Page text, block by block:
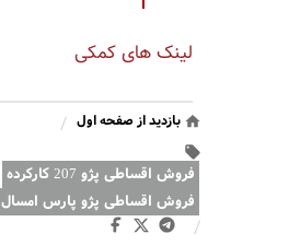
لینک های کمکی
بازدید از صفحه اول /
فروش اقساطی پژو 207 کارکرده
فروش اقساطی پژو پارس امسال
/